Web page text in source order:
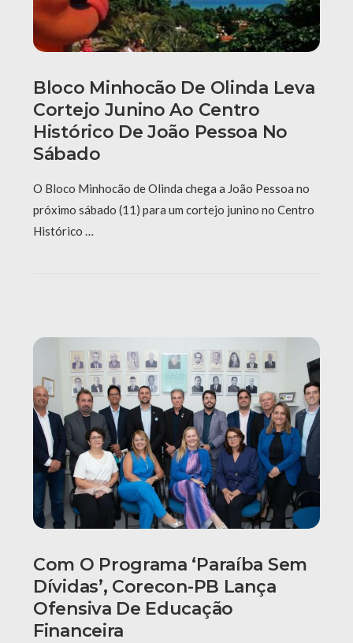
Bloco Minhocão De Olinda Leva
Cortejo Junino Ao Centro
Histórico De João Pessoa No
Sábado
O Bloco Minhocão de Olinda chega a João Pessoa no
próximo sábado (11) para um cortejo junino no Centro
Histórico …
Com O Programa ‘Paraíba Sem
Dívidas’, Corecon-PB Lança
Ofensiva De Educação
Financeira